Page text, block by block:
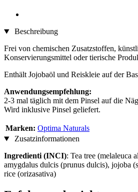
Beschreibung
Frei von chemischen Zusatzstoffen,
Konservierungsmittel oder tierische
Enthält Jojobaöl und Reiskleie auf der
Anwendungsempfehlung:
2-3 mal täglich mit dem Pinsel auf die
Wird inklusive Pinsel geliefert.
Marken: Optima Naturals
Zusatzinformationen
Ingredienti (INCI): Tea tree (melaleuca
amygdalus dulcis (prunus dulcis), jojoba
rice (orizasativa)